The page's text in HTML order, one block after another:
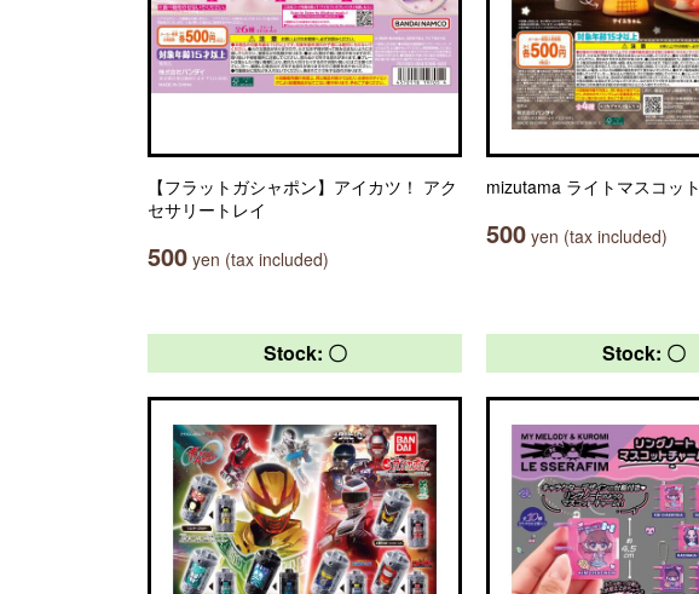
【フラットガシャポン】アイカツ！ アク
セサリートレイ
500 yen (tax included)
mizutama ライトマスコット
500 yen (tax included)
Stock: 〇 Stock: 〇